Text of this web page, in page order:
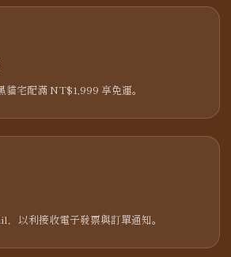
宅配滿 NT$1,999 享免運。
以利接收電子發票與訂單通知。